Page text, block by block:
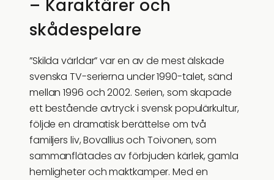
– Karaktärer och
skådespelare
”Skilda världar” var en av de mest älskade
svenska TV-serierna under 1990-talet, sänd
mellan 1996 och 2002. Serien, som skapade
ett bestående avtryck i svensk populärkultur,
följde en dramatisk berättelse om två
familjers liv, Bovallius och Toivonen, som
sammanflätades av förbjuden kärlek, gamla
hemligheter och maktkamper. Med en